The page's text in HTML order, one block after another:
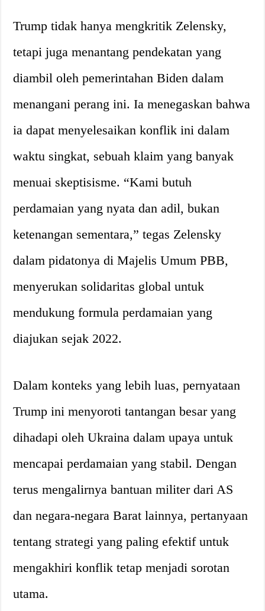
Trump tidak hanya mengkritik Zelensky,
tetapi juga menantang pendekatan yang
diambil oleh pemerintahan Biden dalam
menangani perang ini. Ia menegaskan bahwa
ia dapat menyelesaikan konflik ini dalam
waktu singkat, sebuah klaim yang banyak
menuai skeptisisme. “Kami butuh
perdamaian yang nyata dan adil, bukan
ketenangan sementara,” tegas Zelensky
dalam pidatonya di Majelis Umum PBB,
menyerukan solidaritas global untuk
mendukung formula perdamaian yang
diajukan sejak 2022.
Dalam konteks yang lebih luas, pernyataan
Trump ini menyoroti tantangan besar yang
dihadapi oleh Ukraina dalam upaya untuk
mencapai perdamaian yang stabil. Dengan
terus mengalirnya bantuan militer dari AS
dan negara-negara Barat lainnya, pertanyaan
tentang strategi yang paling efektif untuk
mengakhiri konflik tetap menjadi sorotan
utama.